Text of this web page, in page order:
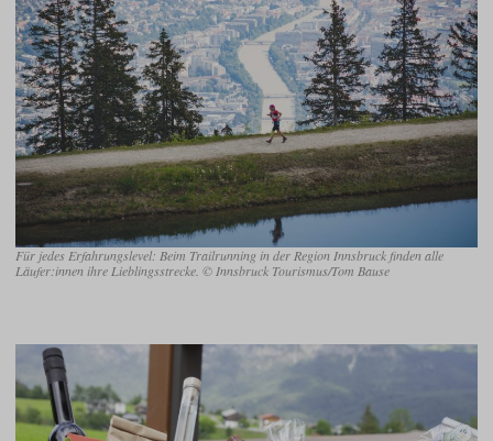
Für jedes Erfahrungslevel: Beim Trailrunning in der Region Innsbruck finden alle
Läufer:innen ihre Lieblingsstrecke. © Innsbruck Tourismus/Tom Bause